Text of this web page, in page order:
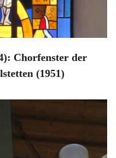
Chorfenster der
(1951)